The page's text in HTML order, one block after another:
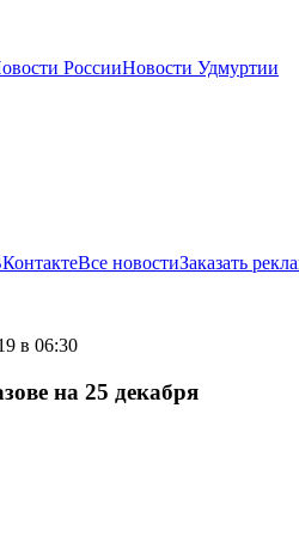
РоссииНовости Удмуртии
Все новостиЗаказать
в 06:30
на 25 декабря